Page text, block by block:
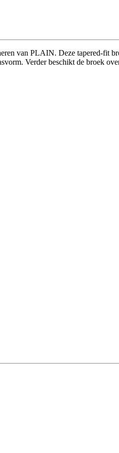
van PLAIN. Deze tapered-fit
Verder beschikt de broek